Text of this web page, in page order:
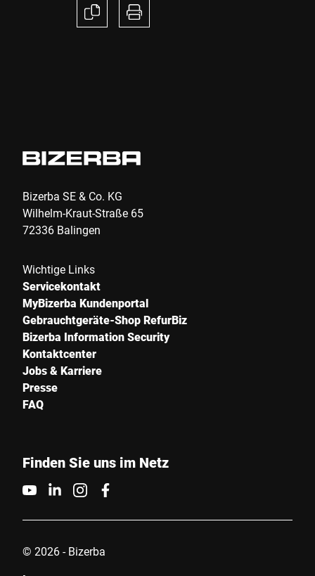
Bizerba SE & Co. KG
Wilhelm-Kraut-Straße 65
72336 Balingen
Wichtige Links
Servicekontakt
MyBizerba Kundenportal
Gebrauchtgeräte-Shop RefurBiz
Bizerba Information Security
Kontaktcenter
Jobs & Karriere
Presse
FAQ
Finden Sie uns im Netz
© 2026 - Bizerba